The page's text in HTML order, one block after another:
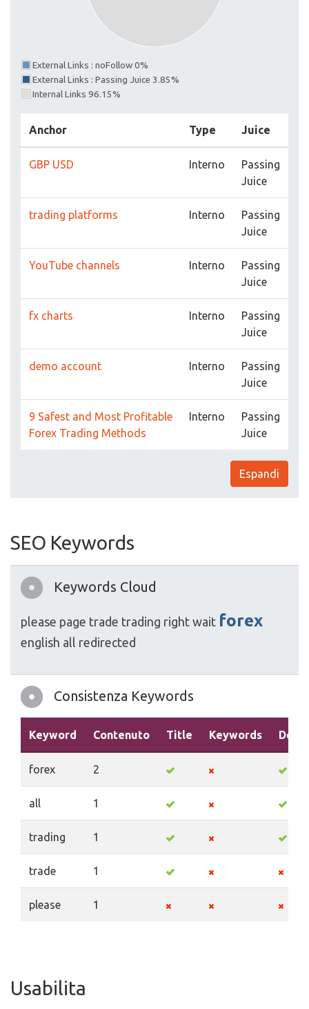
External Links : noFollow 0%
External Links : Passing Juice 3.85%
Internal Links 96.15%
Anchor Type Juice
GBP USD Interno
Passing
Juice
trading platforms Interno
Passing
Juice
YouTube channels Interno
Passing
Juice
fx charts Interno
Passing
Juice
demo account Interno
Passing
Juice
9 Safest and Most Profitable
Forex Trading Methods
Interno
Passing
Juice
Espandi
SEO Keywords
Keywords Cloud
please page trade trading right wait forex
english all redirected
Consistenza Keywords
Keyword Contenuto Title Keywords
forex 2
all 1
trading 1
trade 1
please 1
Usabilita